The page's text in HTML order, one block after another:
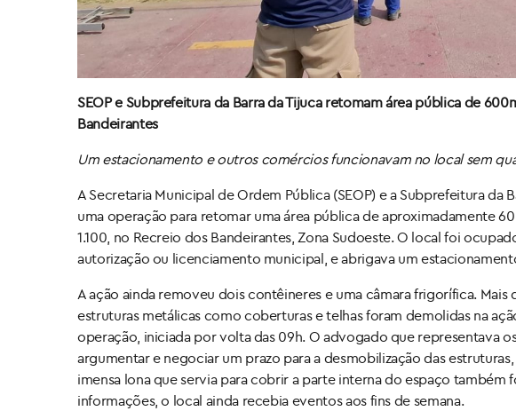
SEOP e Subprefeitura da Barra da Tijuca retomam área pública de
Bandeirantes
Um estacionamento e outros comércios funcionavam no local sem
A Secretaria Municipal de Ordem Pública (SEOP) e a Subprefeitura da
uma operação para retomar uma área pública de aproximadamente
1.100, no Recreio dos Bandeirantes, Zona Sudoeste. O local foi
autorização ou licenciamento municipal, e abrigava um
A ação ainda removeu dois contêineres e uma câmara frigorífica.
estruturas metálicas como coberturas e telhas foram demolidas na
operação, iniciada por volta das 09h. O advogado que representava
argumentar e negociar um prazo para a desmobilização das
imensa lona que servia para cobrir a parte interna do espaço
informações, o local ainda recebia eventos aos fins de semana.